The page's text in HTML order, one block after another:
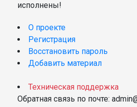
исполнены!
О проекте
Регистрация
Восстановить пароль
Добавить материал
Техническая поддержка
Обратная связь по почте: